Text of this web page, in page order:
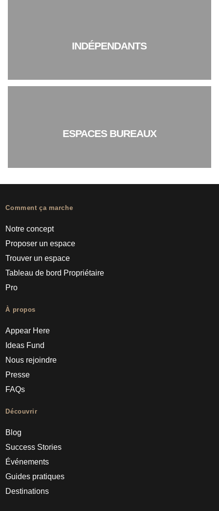
INDÉPENDANTS
ESPACES BUREAUX
Comment ça marche
Notre concept
Proposer un espace
Trouver un espace
Tableau de bord Propriétaire
Pro
À propos
Appear Here
Ideas Fund
Nous rejoindre
Presse
FAQs
Découvrir
Blog
Success Stories
Événements
Guides pratiques
Destinations